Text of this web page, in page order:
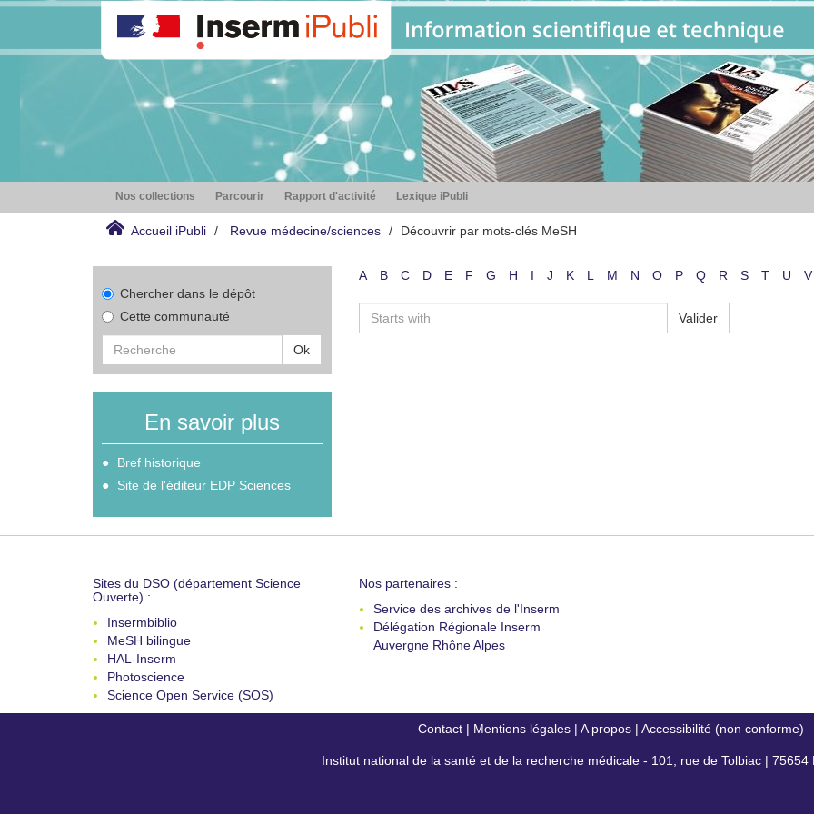
Nos collections Parcourir Rapport d'activité Lexique iPubli
Accueil iPubli Revue médecine/sciences Découvrir par mots-clés MeSH
Chercher dans le dépôt
Cette communauté
Ok
En savoir plus
Bref historique
Site de l'éditeur EDP Sciences
A B C D E F G H I J K L M N O P Q R S T U V
Valider
Sites du DSO (département Science
Ouverte) :
Insermbiblio
MeSH bilingue
HAL-Inserm
Photoscience
Science Open Service (SOS)
Nos partenaires :
Service des archives de l'Inserm
Délégation Régionale Inserm
Auvergne Rhône Alpes
Contact| Mentions légales| A propos| Accessibilité (non conforme)
Institut national de la santé et de la recherche médicale - 101, rue de Tolbiac | 75654